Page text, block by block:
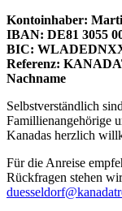
Kontoinhaber:
IBAN: DE81 3055
BIC:
Referenz:
Nachname
Selbstverständlich
Famillienangehörige
Kanadas herzlich
Für die Anreise
Rückfragen stehen